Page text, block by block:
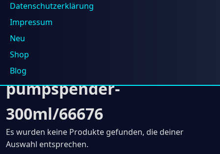
Datenschutz­erklärung
Impressum
Neu
Shop
Blog
https://hotelshop.one/
ry-haar-hand-
koerpershampoo-
pumpspender-
300ml/66676
Es wurden keine Produkte gefunden, die deiner
Auswahl entsprechen.